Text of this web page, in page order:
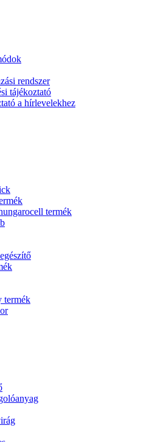
rendszer
tájékoztató
a hírlevelekhez
termék
termék